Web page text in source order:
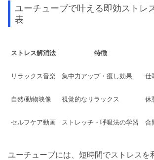
ユーチューブで叶える即効ストレ
表
ストレス解消法 特徴
リラックス音楽 集中力アップ・癒し効果 仕
自然/動物映像 視覚的なリラックス 休
セルフケア動画 ストレッチ・呼吸法の学習 合
ユーチューブには、短時間でストレスを